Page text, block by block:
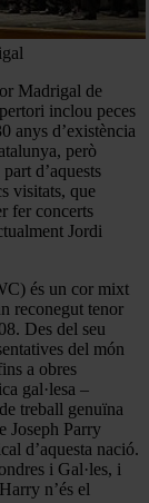
Madrigal de
inclou peces
anys d’existència
però
d’aquests
visitats, que
fer concerts
Jordi
és un cor mixt
reconegut tenor
Des del seu
del món
a obres
gal·lesa –
treball genuïna
Joseph Parry
d’aquesta nació.
i Gal·les, i
n’és el